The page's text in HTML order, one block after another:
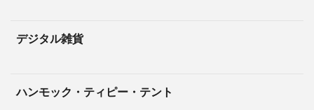
デジタル雑貨
ハンモック・ティピー・テント